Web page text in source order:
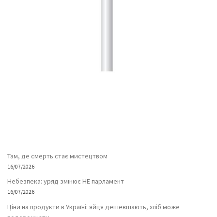
Там, де смерть стає мистецтвом
16/07/2026
Небезпека: уряд змінює НЕ парламент
16/07/2026
Ціни на продукти в Україні: яйця дешевшають, хліб може